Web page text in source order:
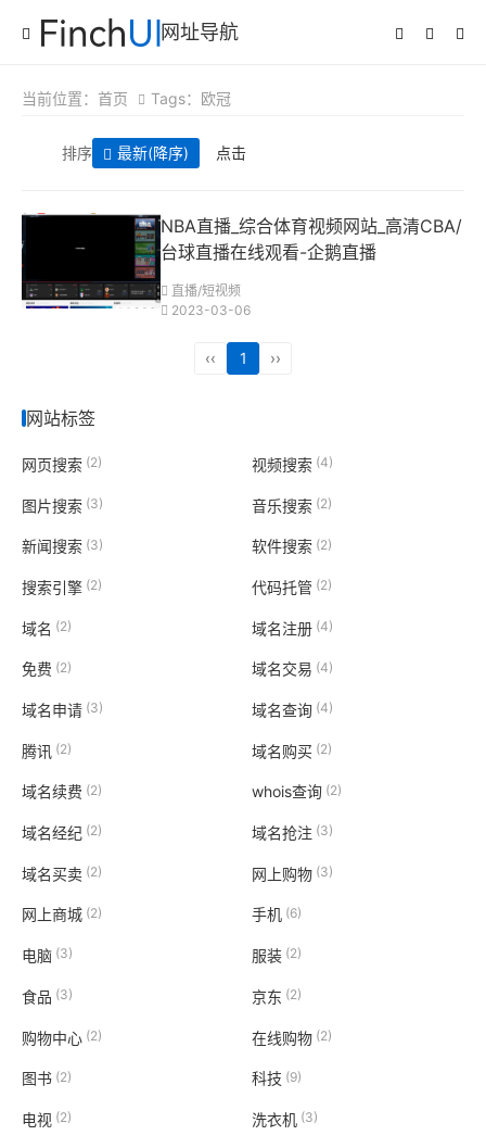
网址导航
当前位置： 首页 Tags：欧冠
排序 最新(降序) 点击
NBA直播_综合体育视频网站_高清CBA/
台球直播在线观看-企鹅直播
直播/短视频
2023-03-06
‹‹ 1 ››
网站标签
网页搜索 (2) 视频搜索 (4)
图片搜索 (3) 音乐搜索 (2)
新闻搜索 (3) 软件搜索 (2)
搜索引擎 (2) 代码托管(2)
域名 (2) 域名注册(4)
免费 (2) 域名交易 (4)
域名申请 (3) 域名查询(4)
腾讯 (2) 域名购买(2)
域名续费 (2) whois查询(2)
域名经纪 (2) 域名抢注(3)
域名买卖 (2) 网上购物(3)
网上商城 (2) 手机 (6)
电脑 (3) 服装(2)
食品 (3) 京东 (2)
购物中心 (2) 在线购物(2)
图书 (2) 科技 (9)
电视 (2) 洗衣机 (3)